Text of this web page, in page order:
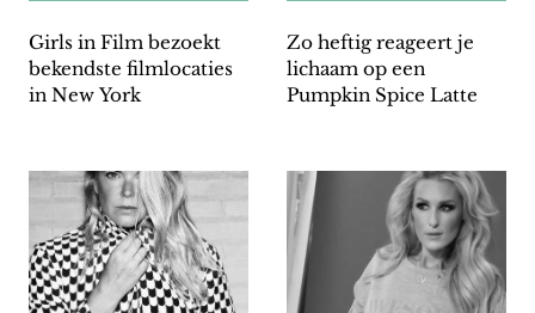
Girls in Film bezoekt
bekendste filmlocaties
in New York
Zo heftig reageert je
lichaam op een
Pumpkin Spice Latte